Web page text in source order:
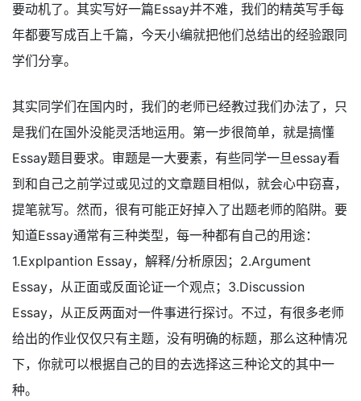
要动机了。其实写好一篇Essay并不难，我们的精英写手每
年都要写成百上千篇，今天小编就把他们总结出的经验跟同
学们分享。
其实同学们在国内时，我们的老师已经教过我们办法了，只
是我们在国外没能灵活地运用。第一步很简单，就是搞懂
Essay题目要求。审题是一大要素，有些同学一旦essay看
到和自己之前学过或见过的文章题目相似，就会心中窃喜，
提笔就写。然而，很有可能正好掉入了出题老师的陷阱。要
知道Essay通常有三种类型，每一种都有自己的用途：
1.Explpantion Essay，解释/分析原因；2.Argument
Essay，从正面或反面论证一个观点；3.Discussion
Essay，从正反两面对一件事进行探讨。不过，有很多老师
给出的作业仅仅只有主题，没有明确的标题，那么这种情况
下，你就可以根据自己的目的去选择这三种论文的其中一
种。